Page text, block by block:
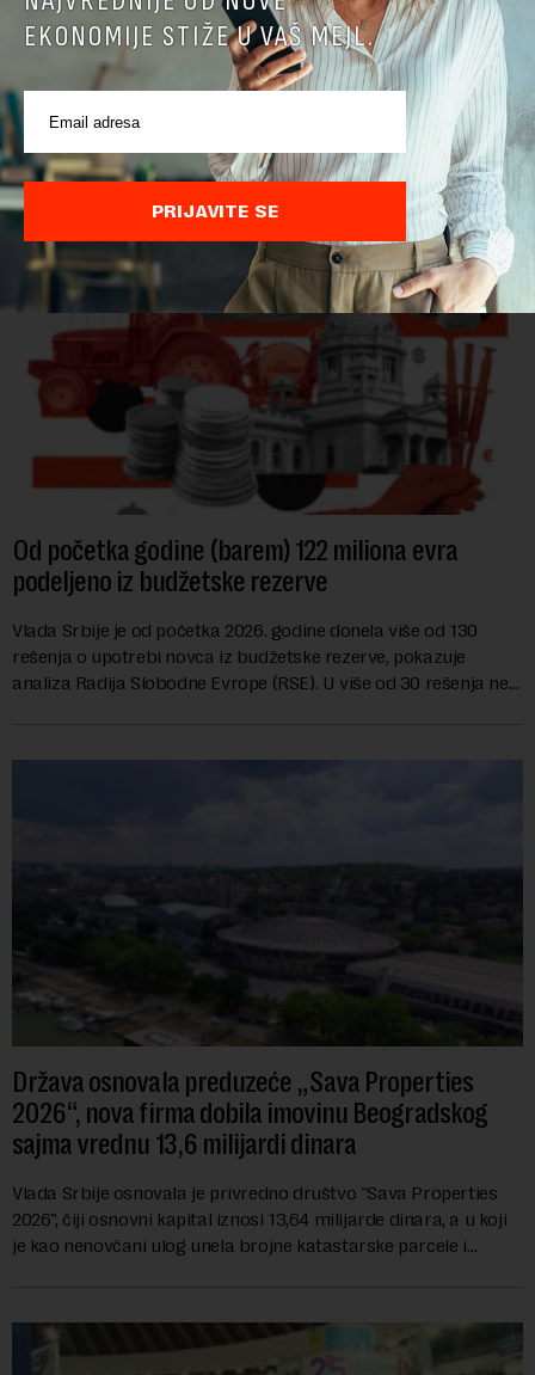
Ministarstvo: EK potvrdila da je Srbija unapredila
kontrolu hrane biljnog porekla
Ministarstvo poljoprivrede, šumarstva i vodoprivrede saopštilo
je danas da je Evropska komisija potvrdila da je Srbija
značajno unapredila sistem službenih kontrola bezbednosti
hrane biljnog porekla, te da k...
Od početka godine (barem) 122 miliona evra
podeljeno iz budžetske rezerve
Vlada Srbije je od početka 2026. godine donela više od 130
rešenja o upotrebi novca iz budžetske rezerve, pokazuje
analiza Radija Slobodne Evrope (RSE). U više od 30 rešenja ne
Država osnovala preduzeće „Sava Properties
2026“, nova firma dobila imovinu Beogradskog
sajma vrednu 13,6 milijardi dinara
Vlada Srbije osnovala je privredno društvo "Sava Properties
2026", čiji osnovni kapital iznosi 13,64 milijarde dinara, a u koji
je kao nenovčani ulog unela brojne katastarske parcele i
EKONOMIJE STIŽE U VAŠ MEJL.
PRIJAVITE SE